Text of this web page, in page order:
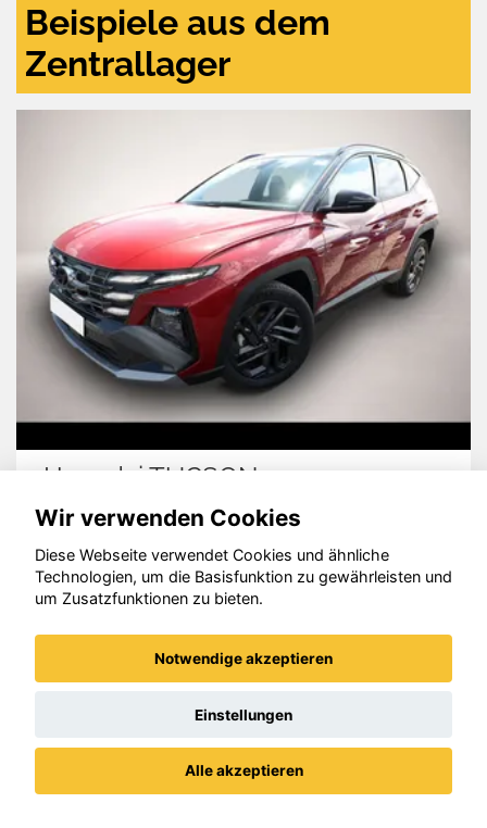
Beispiele aus dem
Zentrallager
Hyundai TUCSON
© konjunkturmotor.de GmbH 2020 - 2026
Wir verwenden Cookies
Diese Webseite verwendet Cookies und ähnliche
Technologien, um die Basisfunktion zu gewährleisten und
um Zusatzfunktionen zu bieten.
Notwendige akzeptieren
Einstellungen
Alle akzeptieren